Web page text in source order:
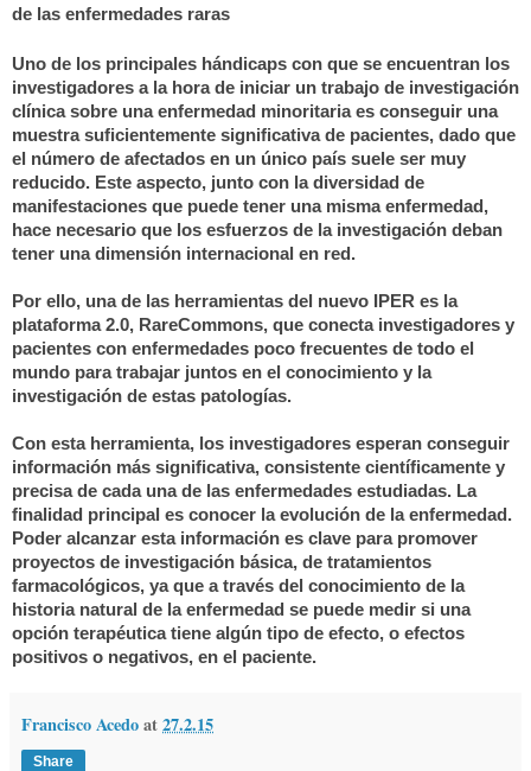
de las enfermedades raras
Uno de los principales hándicaps con que se encuentran los
investigadores a la hora de iniciar un trabajo de investigación
clínica sobre una enfermedad minoritaria es conseguir una
muestra suficientemente significativa de pacientes, dado que
el número de afectados en un único país suele ser muy
reducido. Este aspecto, junto con la diversidad de
manifestaciones que puede tener una misma enfermedad,
hace necesario que los esfuerzos de la investigación deban
tener una dimensión internacional en red.
Por ello, una de las herramientas del nuevo IPER es la
plataforma 2.0, RareCommons, que conecta investigadores y
pacientes con enfermedades poco frecuentes de todo el
mundo para trabajar juntos en el conocimiento y la
investigación de estas patologías.
Con esta herramienta, los investigadores esperan conseguir
información más significativa, consistente científicamente y
precisa de cada una de las enfermedades estudiadas. La
finalidad principal es conocer la evolución de la enfermedad.
Poder alcanzar esta información es clave para promover
proyectos de investigación básica, de tratamientos
farmacológicos, ya que a través del conocimiento de la
historia natural de la enfermedad se puede medir si una
opción terapéutica tiene algún tipo de efecto, o efectos
positivos o negativos, en el paciente.
Francisco Acedoat27.2.15
Share